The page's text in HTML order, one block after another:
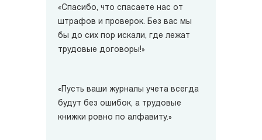
«Спасибо, что спасаете нас от
штрафов и проверок. Без вас мы
бы до сих пор искали, где лежат
трудовые договоры!»
«Пусть ваши журналы учета всегда
будут без ошибок, а трудовые
книжки ровно по алфавиту.»